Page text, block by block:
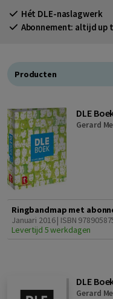
Hét DLE-naslagwerk
Abonnement: altijd up
Producten
DLE
Gerard
Ringbandmap met
Januari 2016 | ISBN
Levertijd 5 werkdagen
DLE
Gerard